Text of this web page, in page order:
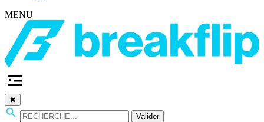
MENU
✖
Valider